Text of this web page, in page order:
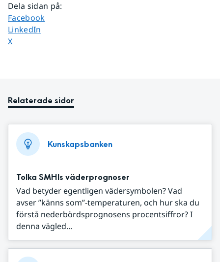
Dela sidan på:
Dela sidan på
Facebook
Dela sidan på
LinkedIn
Dela sidan på
X
Relaterade sidor
Kunskapsbanken
Tolka SMHIs väderprognoser
Vad betyder egentligen vädersymbolen? Vad
avser ”känns som”-temperaturen, och hur ska du
förstå nederbördsprognosens procentsiffror? I
denna vägled...